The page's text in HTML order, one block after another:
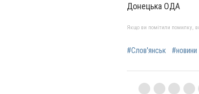
Донецька ОДА
Якщо ви помітили помилку,
#Слов'янськ #новини